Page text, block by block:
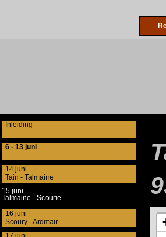
Inleiding
6 - 13 juni
14 juni
Tain - Talmaine
15 juni
Talmaine - Scourie
16 juni
Scoury - Ardmair